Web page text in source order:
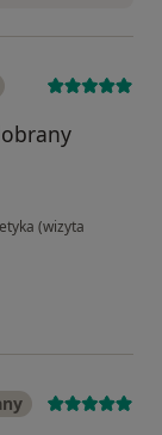
(wizyta